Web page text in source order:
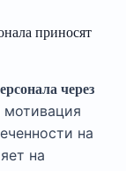
приносят
через
на
на